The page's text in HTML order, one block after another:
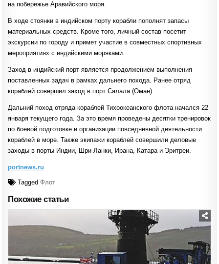
на побережье Аравийского моря.
В ходе стоянки в индийском порту корабли пополнят запасы
материальных средств. Кроме того, личный состав посетит
экскурсии по городу и примет участие в совместных спортивных
мероприятиях с индийскими моряками.
Заход в индийский порт является продолжением выполнения
поставленных задач в рамках дальнего похода. Ранее отряд
кораблей совершил заход в порт Салала (Оман).
Дальний поход отряда кораблей Тихоокеанского флота начался 22
января текущего года. За это время проведены десятки тренировок
по боевой подготовке и организации повседневной деятельности
кораблей в море. Также экипажи кораблей совершили деловые
заходы в порты Индии, Шри-Ланки, Ирана, Катара и Эритреи.
portnews.ru
TaggedФлот
Похожие статьи
Posted
in